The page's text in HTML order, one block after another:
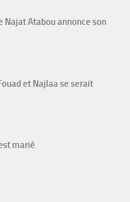
Najat Atabou annonce son
et Najlaa se serait
marié